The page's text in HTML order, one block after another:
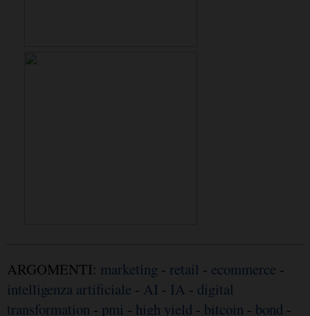
ARGOMENTI: marketing - retail - ecommerce -
intelligenza artificiale - AI - IA - digital
transformation - pmi - high yield - bitcoin - bond -